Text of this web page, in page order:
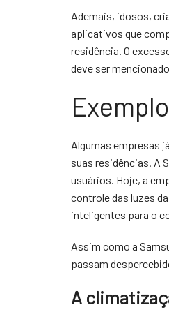
Ademais, idosos,
aplicativos que
residência. O
deve ser
Algumas empresas
suas residências. A
usuários. Hoje, a
controle das luzes
inteligentes para o
Assim como a
passam
A